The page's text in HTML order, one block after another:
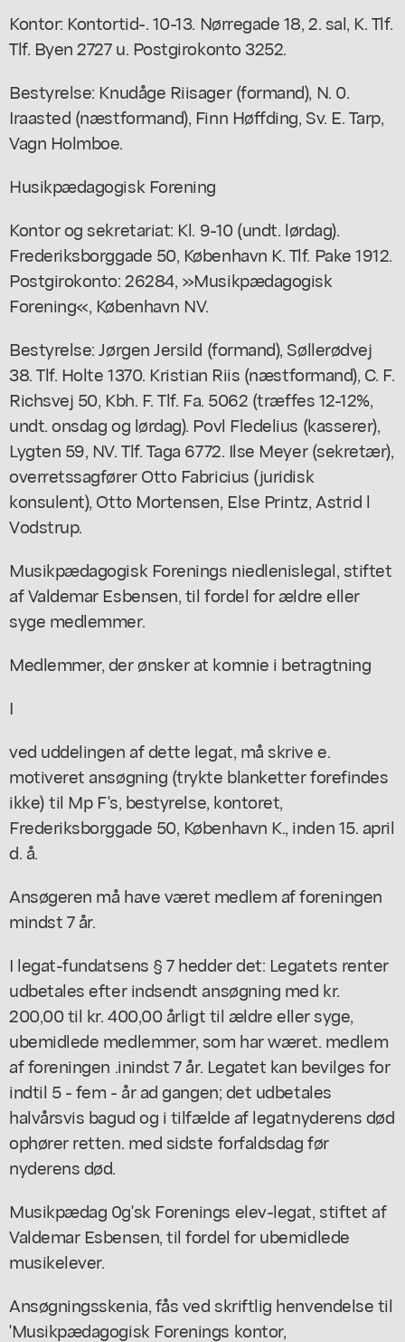
Kontor: Kontortid-. 10-13. Nørregade 18, 2. sal, K. Tlf.
Tlf. Byen 2727 u. Postgirokonto 3252.
Bestyrelse: Knudåge Riisager (formand), N. 0.
Iraasted (næstformand), Finn Høffding, Sv. E. Tarp,
Vagn Holmboe.
Husikpædagogisk Forening
Kontor og sekretariat: Kl. 9-10 (undt. lørdag).
Frederiksborggade 50, København K. Tlf. Pake 1912.
Postgirokonto: 26284, »Musikpædagogisk
Forening«, København NV.
Bestyrelse: Jørgen Jersild (formand), Søllerødvej
38. Tlf. Holte 1370. Kristian Riis (næstformand), C. F.
Richsvej 50, Kbh. F. Tlf. Fa. 5062 (træffes 12-12%,
undt. onsdag og lørdag). Povl Fledelius (kasserer),
Lygten 59, NV. Tlf. Taga 6772. Ilse Meyer (sekretær),
overretssagfører Otto Fabricius (juridisk
konsulent), Otto Mortensen, Else Printz, Astrid l
Vodstrup.
Musikpædagogisk Forenings niedlenislegal, stiftet
af Valdemar Esbensen, til fordel for ældre eller
syge medlemmer.
Medlemmer, der ønsker at komnie i betragtning
I
ved uddelingen af dette legat, må skrive e.
motiveret ansøgning (trykte blanketter forefindes
ikke) til Mp F's, bestyrelse, kontoret,
Frederiksborggade 50, København K., inden 15. april
d. å.
Ansøgeren må have været medlem af foreningen
mindst 7 år.
I legat-fundatsens § 7 hedder det: Legatets renter
udbetales efter indsendt ansøgning med kr.
200,00 til kr. 400,00 årligt til ældre eller syge,
ubemidlede medlemmer, som har wæret. medlem
af foreningen .inindst 7 år. Legatet kan bevilges for
indtil 5 - fem - år ad gangen; det udbetales
halvårsvis bagud og i tilfælde af legatnyderens død
ophører retten. med sidste forfaldsdag før
nyderens død.
Musikpædag 0g'sk Forenings elev-legat, stiftet af
Valdemar Esbensen, til fordel for ubemidlede
musikelever.
Ansøgningsskenia, fås ved skriftlig henvendelse til
'Musikpædagogisk Forenings kontor,